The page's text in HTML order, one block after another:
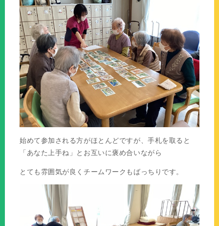
始めて参加される方がほとんどですが、手札を取ると
「あなた上手ね」とお互いに褒め合いながら
とても雰囲気が良くチームワークもばっちりです。